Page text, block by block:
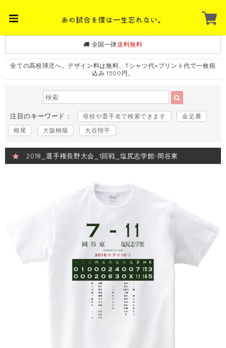
全国一律送料無料
全ての高校球児へ。デザイン料は無料、Tシャツ代+プリント代で一枚税
込み 1500円。
注目のキーワード： 母校や選手名で検索できます
金足農
根尾
大阪桐蔭 大谷翔平
2018_選手権長野大会_1回戦_塩尻志学館-岡谷東